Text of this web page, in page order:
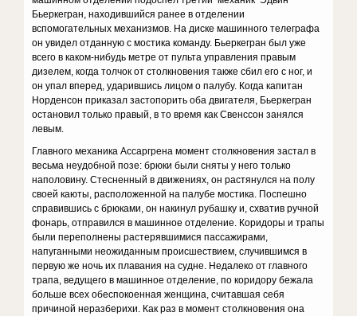
Бьеркегран, находившийся ранее в отделении
вспомогательных механизмов. На диске машинного телеграфа
он увидел отданную с мостика команду. Бьеркегран был уже
всего в каком-нибудь метре от пульта управления правым
дизелем, когда толчок от столкновения также сбил его с ног, и
он упал вперед, ударившись лицом о палубу. Когда капитан
Норденсон приказал застопорить оба двигателя, Бьеркегран
остановил только правый, в то время как Свенссон занялся
левым.
Главного механика Ассаргрена момент столкновения застал в
весьма неудобной позе: брюки были сняты у него только
наполовину. Стесненный в движениях, он растянулся на полу
своей каюты, расположенной на палубе мостика. Поспешно
справившись с брюками, он накинул рубашку и, схватив ручной
фонарь, отправился в машинное отделение. Коридоры и трапы
были переполнены растерявшимися пассажирами,
напуганными неожиданным происшествием, случившимся в
первую же ночь их плавания на судне. Недалеко от главного
трапа, ведущего в машинное отделение, по коридору бежала
больше всех обеспокоенная женщина, считавшая себя
причиной неразберихи. Как раз в момент столкновения она